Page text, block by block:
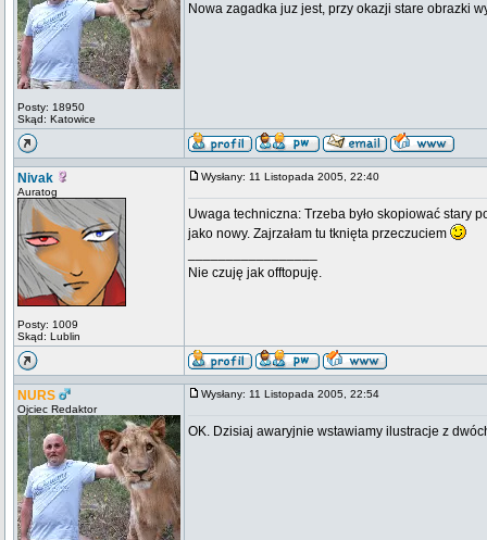
Posty: 18950
Skąd: Katowice
Nowa zagadka juz jest, przy okazji stare obrazki
Nivak
Auratog
Posty: 1009
Skąd: Lublin
Wysłany: 11 Listopada 2005, 22:40
Uwaga techniczna: Trzeba było skopiować stary
jako nowy. Zajrzałam tu tknięta przeczuciem
Nie czuję jak offtopuję.
NURS
Ojciec Redaktor
Wysłany: 11 Listopada 2005, 22:54
OK. Dzisiaj awaryjnie wstawiamy ilustracje z